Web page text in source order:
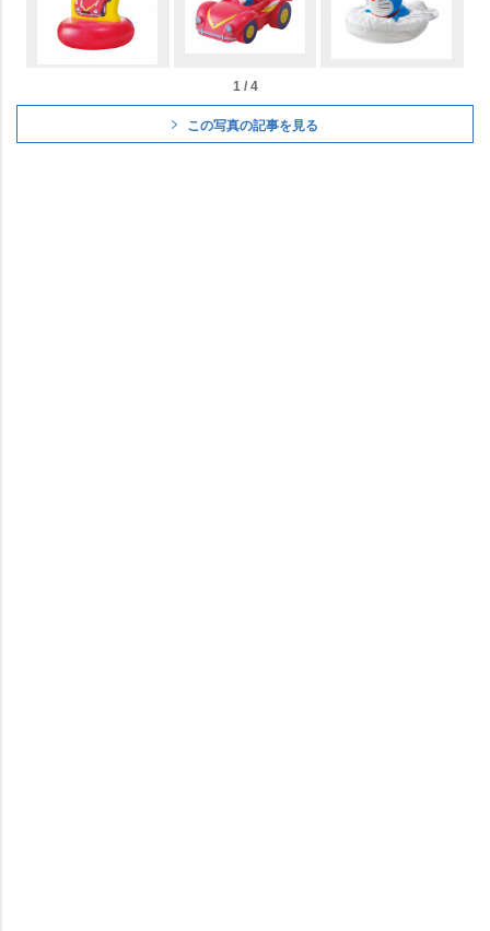
1 / 4
この写真の記事を見る